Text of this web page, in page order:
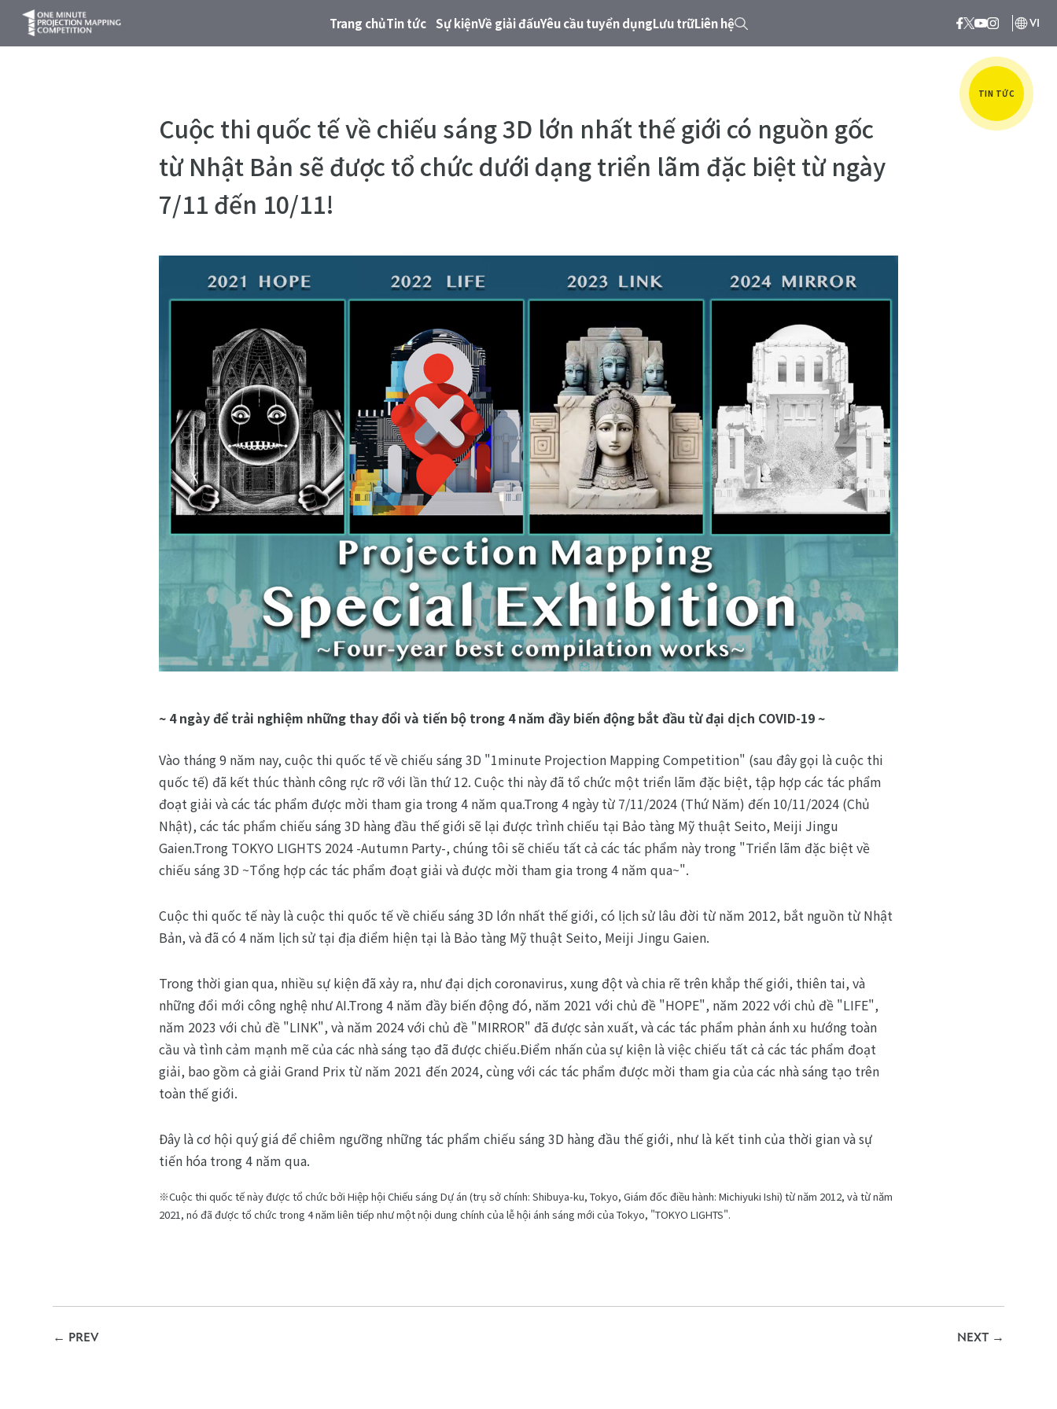
Trang chủTin tức Sự kiệnVề giải đấuYêu cầu tuyển dụngLưu trữLiên hệ VI
TIN TỨC
Cuộc thi quốc tế về chiếu sáng 3D lớn nhất thế giới có nguồn gốc
từ Nhật Bản sẽ được tổ chức dưới dạng triển lãm đặc biệt từ ngày
7/11 đến 10/11!
~ 4 ngày để trải nghiệm những thay đổi và tiến bộ trong 4 năm đầy biến động bắt đầu từ đại dịch COVID-19 ~
Vào tháng 9 năm nay, cuộc thi quốc tế về chiếu sáng 3D "1minute Projection Mapping Competition" (sau đây gọi là cuộc thi
quốc tế) đã kết thúc thành công rực rỡ với lần thứ 12. Cuộc thi này đã tổ chức một triển lãm đặc biệt, tập hợp các tác phẩm
đoạt giải và các tác phẩm được mời tham gia trong 4 năm qua.Trong 4 ngày từ 7/11/2024 (Thứ Năm) đến 10/11/2024 (Chủ
Nhật), các tác phẩm chiếu sáng 3D hàng đầu thế giới sẽ lại được trình chiếu tại Bảo tàng Mỹ thuật Seito, Meiji Jingu
Gaien.Trong TOKYO LIGHTS 2024 -Autumn Party-, chúng tôi sẽ chiếu tất cả các tác phẩm này trong "Triển lãm đặc biệt về
chiếu sáng 3D ~Tổng hợp các tác phẩm đoạt giải và được mời tham gia trong 4 năm qua~".
Cuộc thi quốc tế này là cuộc thi quốc tế về chiếu sáng 3D lớn nhất thế giới, có lịch sử lâu đời từ năm 2012, bắt nguồn từ Nhật
Bản, và đã có 4 năm lịch sử tại địa điểm hiện tại là Bảo tàng Mỹ thuật Seito, Meiji Jingu Gaien.
Trong thời gian qua, nhiều sự kiện đã xảy ra, như đại dịch coronavirus, xung đột và chia rẽ trên khắp thế giới, thiên tai, và
những đổi mới công nghệ như AI.Trong 4 năm đầy biến động đó, năm 2021 với chủ đề "HOPE", năm 2022 với chủ đề "LIFE",
năm 2023 với chủ đề "LINK", và năm 2024 với chủ đề "MIRROR" đã được sản xuất, và các tác phẩm phản ánh xu hướng toàn
cầu và tình cảm mạnh mẽ của các nhà sáng tạo đã được chiếu.Điểm nhấn của sự kiện là việc chiếu tất cả các tác phẩm đoạt
giải, bao gồm cả giải Grand Prix từ năm 2021 đến 2024, cùng với các tác phẩm được mời tham gia của các nhà sáng tạo trên
toàn thế giới.
Đây là cơ hội quý giá để chiêm ngưỡng những tác phẩm chiếu sáng 3D hàng đầu thế giới, như là kết tinh của thời gian và sự
tiến hóa trong 4 năm qua.
※Cuộc thi quốc tế này được tổ chức bởi Hiệp hội Chiếu sáng Dự án (trụ sở chính: Shibuya-ku, Tokyo, Giám đốc điều hành: Michiyuki Ishi) từ năm 2012, và từ năm
2021, nó đã được tổ chức trong 4 năm liên tiếp như một nội dung chính của lễ hội ánh sáng mới của Tokyo, "TOKYO LIGHTS".
← PREV NEXT →